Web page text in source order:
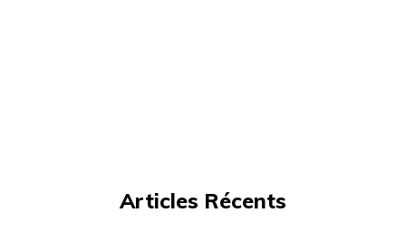
Articles Récents